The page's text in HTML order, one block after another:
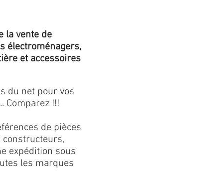
la vente de
électroménagers,
et accessoires
du net pour vos
Comparez !!!
de pièces
constructeurs,
expédition sous
les marques